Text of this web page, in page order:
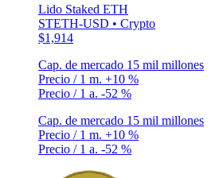
Lido Staked ETH
STETH-USD • Crypto
$1,914
Cap. de mercado 15 mil millones
Precio / 1 m. +10 %
Precio / 1 a. -52 %
Cap. de mercado 15 mil millones
Precio / 1 m. +10 %
Precio / 1 a. -52 %